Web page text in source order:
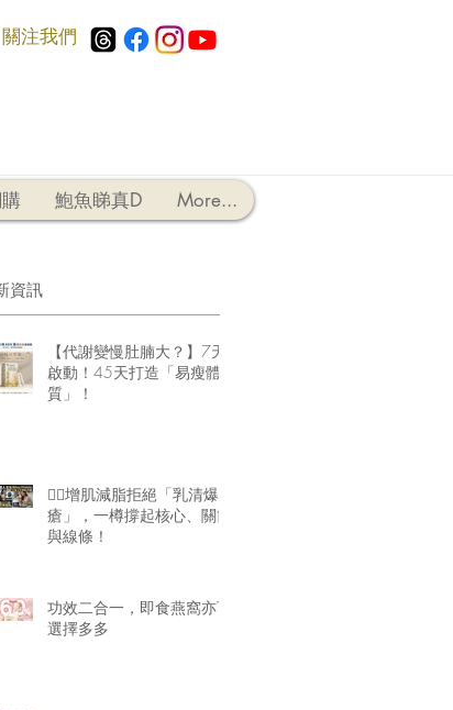
​關注我們
鮑魚睇真D More...
資訊
【代謝變慢肚腩大？】7天
啟動！45天打造「易瘦體
質」！
🏋️‍♂️增肌減脂拒絕「乳清爆
瘡」，一樽撐起核心、關節
與線條！
功效二合一，即食燕窩亦可
選擇多多